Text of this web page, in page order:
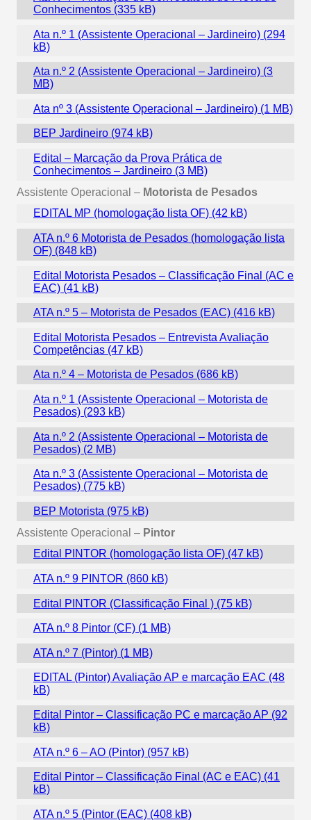
Conhecimentos
Ata n.º 1 (Assistente Operacional – Jardineiro)
Ata n.º 2 (Assistente Operacional – Jardineiro)
Ata nº 3 (Assistente Operacional – Jardineiro)
BEP Jardineiro
Edital – Marcação da Prova Prática de
Conhecimentos – Jardineiro
Assistente Operacional – Motorista de Pesados
EDITAL MP (homologação lista OF)
ATA n.º 6 Motorista de Pesados (homologação lista
OF)
Edital Motorista Pesados – Classificação Final (AC e
EAC)
ATA n.º 5 – Motorista de Pesados (EAC)
Edital Motorista Pesados – Entrevista Avaliação
Competências
Ata n.º 4 – Motorista de Pesados
Ata n.º 1 (Assistente Operacional – Motorista de
Pesados)
Ata n.º 2 (Assistente Operacional – Motorista de
Pesados)
Ata n.º 3 (Assistente Operacional – Motorista de
Pesados)
BEP Motorista
Assistente Operacional – Pintor
Edital PINTOR (homologação lista OF)
ATA n.º 9 PINTOR
Edital PINTOR (Classificação Final )
ATA n.º 8 Pintor (CF)
ATA n.º 7 (Pintor)
EDITAL (Pintor) Avaliação AP e marcação EAC
Edital Pintor – Classificação PC e marcação AP
ATA n.º 6 – AO (Pintor)
Edital Pintor – Classificação Final (AC e EAC)
ATA n.º 5 (Pintor (EAC)